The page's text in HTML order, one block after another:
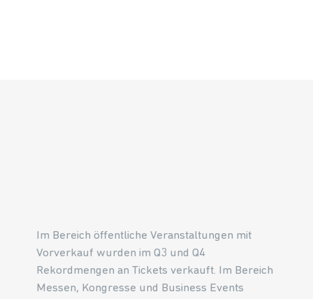
Im Bereich öffentliche Veranstaltungen mit
Vorverkauf wurden im Q3 und Q4
Rekordmengen an Tickets verkauft. Im Bereich
Messen, Kongresse und Business Events